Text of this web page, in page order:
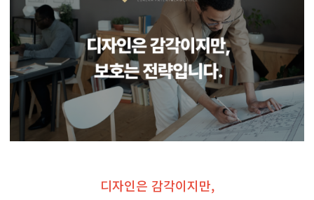
디자인은 감각이지만,